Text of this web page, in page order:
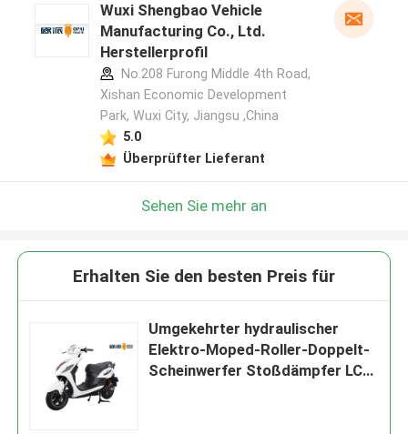
Wuxi Shengbao Vehicle
Manufacturing Co., Ltd.
Herstellerprofil
No.208 Furong Middle 4th Road,
Xishan Economic Development
Park, Wuxi City, Jiangsu ,China
5.0
Überprüfter Lieferant
Sehen Sie mehr an
Erhalten Sie den besten Preis für
Umgekehrter hydraulischer
Elektro-Moped-Roller-Doppelt-
Scheinwerfer Stoßdämpfer LCD